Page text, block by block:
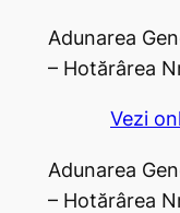
Adunarea
– Hotărârea
Vezi
Adunarea
– Hotărârea